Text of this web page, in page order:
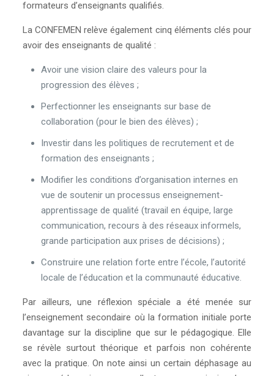
formateurs d’enseignants qualifiés.
La CONFEMEN relève également cinq éléments clés pour
avoir des enseignants de qualité :
Avoir une vision claire des valeurs pour la
progression des élèves ;
Perfectionner les enseignants sur base de
collaboration (pour le bien des élèves) ;
Investir dans les politiques de recrutement et de
formation des enseignants ;
Modifier les conditions d’organisation internes en
vue de soutenir un processus enseignement-
apprentissage de qualité (travail en équipe, large
communication, recours à des réseaux informels,
grande participation aux prises de décisions) ;
Construire une relation forte entre l’école, l’autorité
locale de l’éducation et la communauté éducative.
Par ailleurs, une réflexion spéciale a été menée sur
l’enseignement secondaire où la formation initiale porte
davantage sur la discipline que sur le pédagogique. Elle
se révèle surtout théorique et parfois non cohérente
avec la pratique. On note ainsi un certain déphasage au